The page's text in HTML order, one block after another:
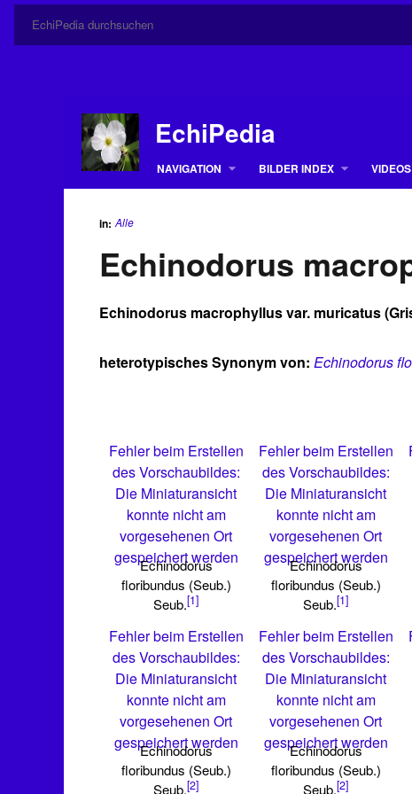
EchiPedia
NAVIGATION
BILDER INDEX
in: Alle
Echinodorus
Echinodorus macrophyllus var. muricatus
heterotypisches Synonym von: Echinodorus
Fehler beim Erstellen
des Vorschaubildes:
Die Miniaturansicht
konnte nicht am
vorgesehenen Ort
gespeichert werden
Echinodorus
floribundus (Seub.)
Seub.[1]
Fehler beim Erstellen
des Vorschaubildes:
Die Miniaturansicht
konnte nicht am
vorgesehenen Ort
gespeichert werden
Echinodorus
floribundus (Seub.)
Seub.[1]
Fehler beim Erstellen
des Vorschaubildes:
Die Miniaturansicht
konnte nicht am
vorgesehenen Ort
gespeichert werden
Echinodorus
floribundus (Seub.)
Seub.[2]
Fehler beim Erstellen
des Vorschaubildes:
Die Miniaturansicht
konnte nicht am
vorgesehenen Ort
gespeichert werden
Echinodorus
floribundus (Seub.)
Seub.[2]